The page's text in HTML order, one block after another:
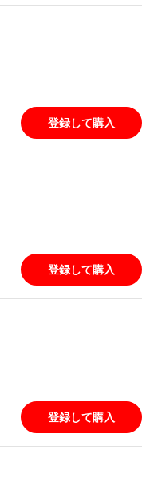
登録して購入
登録して購入
登録して購入